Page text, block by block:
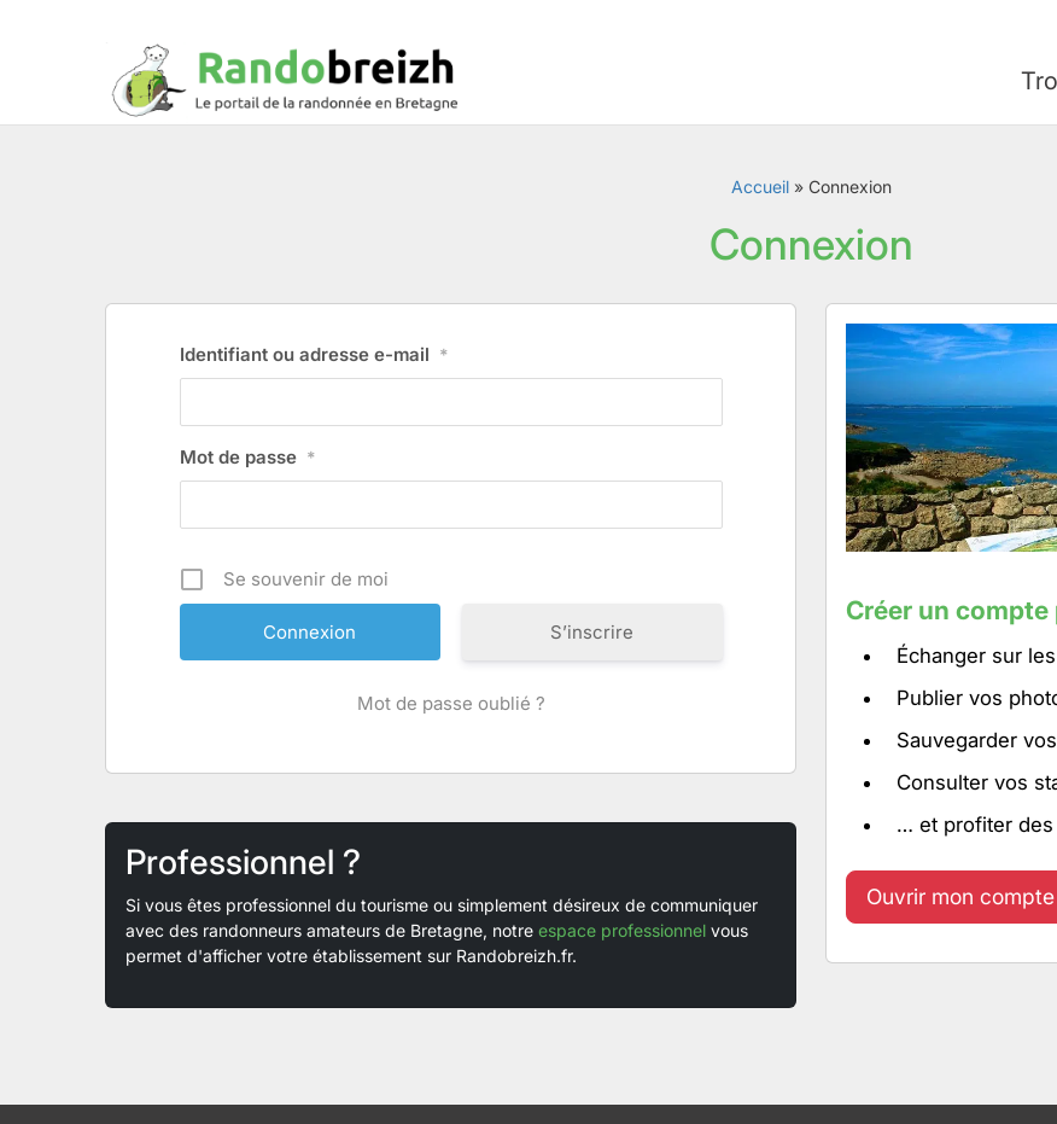
Accueil» Connexion
Connexion
Identifiant ou adresse e-mail *
Mot de passe *
Se souvenir de moi
S’inscrire
Mot de passe oublié ?
Professionnel ?
Si vous êtes professionnel du tourisme ou simplement désireux de communiquer
avec des randonneurs amateurs de Bretagne, notre espace professionnel vous
permet d'afficher votre établissement sur Randobreizh.fr.
Créer un compte
Échanger sur
Publier vos
Sauvegarder
Consulter vos
… et profiter
Ouvrir mon